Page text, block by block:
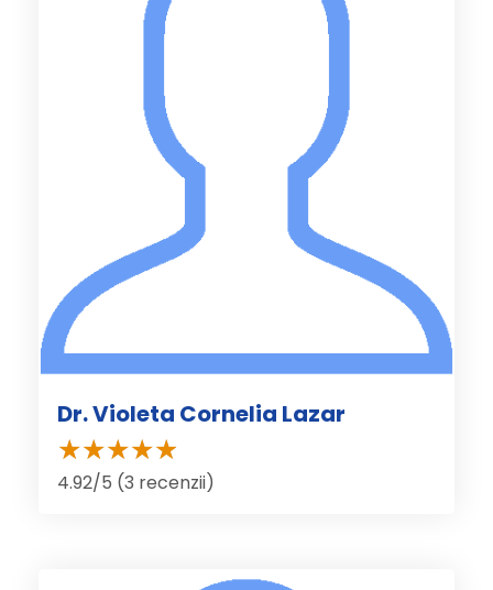
Dr. Violeta Cornelia Lazar
4.92/5 (3 recenzii)